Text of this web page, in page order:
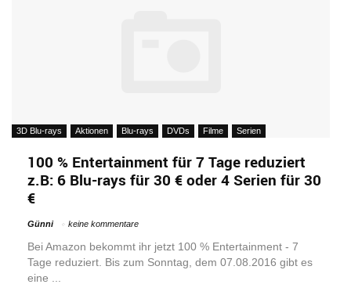
3D Blu-rays Aktionen Blu-rays DVDs Filme Serien
100 % Entertainment für 7 Tage reduziert
z.B: 6 Blu-rays für 30 € oder 4 Serien für 30
€
Günni keine kommentare
Bei Amazon bekommt ihr jetzt 100 % Entertainment - 7
Tage reduziert. Bis zum Sonntag, dem 07.08.2016 gibt es
eine ...